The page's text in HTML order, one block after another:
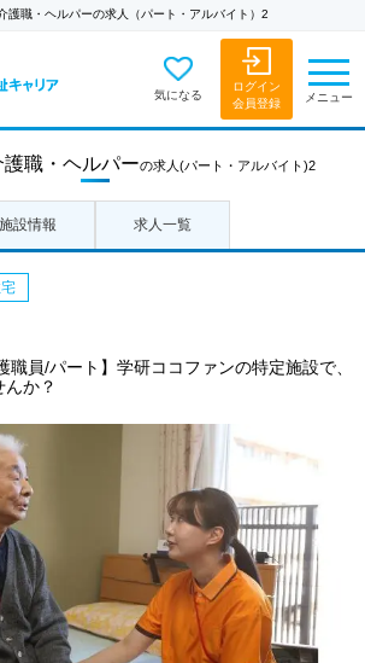
護職・ヘルパーの求人（パート・アルバイト）2
気になる
ログイン
会員登録
メニュー
護職・ヘルパーの求人 (パート・アルバイト)2
施設情報 求人一覧
職員/パート】学研ココファンの特定施設で、
か？